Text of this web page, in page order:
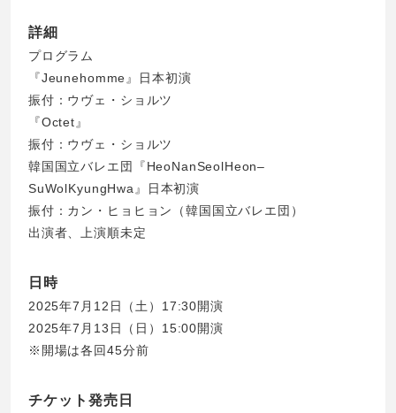
詳細
プログラム
『Jeunehomme』日本初演
振付：ウヴェ・ショルツ
『Octet』
振付：ウヴェ・ショルツ
韓国国立バレエ団『HeoNanSeolHeon–
SuWolKyungHwa』日本初演
振付：カン・ヒョヒョン（韓国国立バレエ団）
出演者、上演順未定
日時
2025年7月12日（土）17:30開演
2025年7月13日（日）15:00開演
※開場は各回45分前
チケット発売日